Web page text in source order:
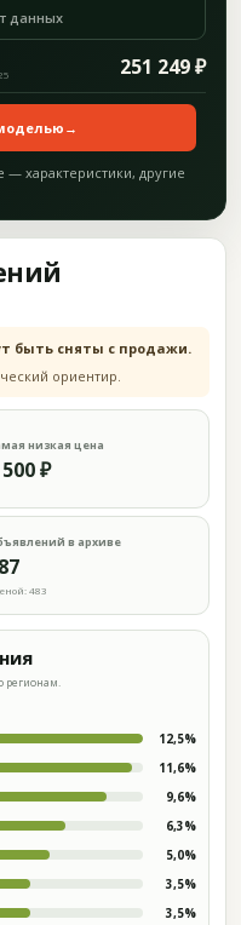
данных
251 249 ₽
→
— характеристики, другие
быть сняты с продажи.
ориентир.
низкая цена
₽
в архиве
483
регионам.
12,5%
11,6%
9,6%
6,3%
5,0%
3,5%
3,5%